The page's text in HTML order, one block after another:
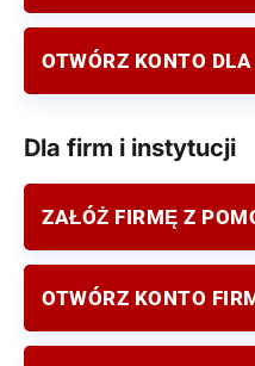
OTWÓRZ KONTO
Dla firm i instytucji
ZAŁÓŻ FIRMĘ Z
OTWÓRZ KONTO